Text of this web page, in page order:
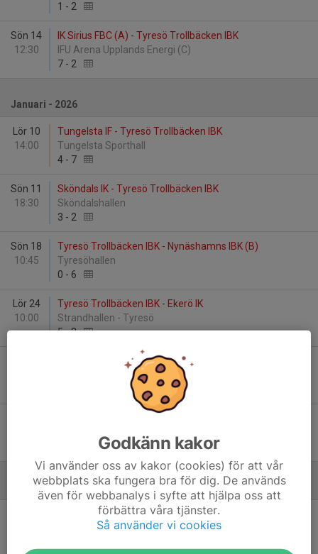
1 - 2
Sön 14
12:30
IK Sirius FBC (A) - Tyresö Trollbäcken IBK
IFU Arena Upplands Energi (C)
7 - 2
Januari - 2026
Lör 10
14:00
Tungelsta IF - Tyresö Trollbäcken IBK
Tungelsta Sporthall
4 - 7
Sön 11
18:30
Sköndals IK - Tyresö Trollbäcken IBK
Sköndalshallen
3 - 2
Sön 18
10:45
Tyresö Trollbäcken IBK - Nynäshamns IBK (B)
Tyresöhallen
0 - 6
Lör 24
10:00
Tyresö Trollbäcken IBK - Ekerö IK
Strandhallen - Tyresö
5-3
Älta IF (B) - Tyresö Trollbäcken IBK
Stavsborgs sporthall
Februari - 2026
Tyresö Trollbäcken IBK - Älvsjö AIK IBF (A)
Tyresöhallen
Godkänn kakor
Vi använder oss av kakor (cookies) för att vår
webbplats ska fungera bra för dig. De används
även för webbanalys i syfte att hjälpa oss att
förbättra våra tjänster.
Så använder vi cookies